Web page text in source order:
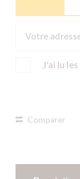
J'ai lu les
Comparer